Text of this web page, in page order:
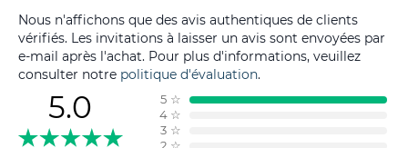
Nous n'affichons que des avis authentiques de clients
vérifiés. Les invitations à laisser un avis sont envoyées par
e-mail après l'achat. Pour plus d'informations, veuillez
consulter notre politique d'évaluation.
5.0 5 ☆
4 ☆
3 ☆